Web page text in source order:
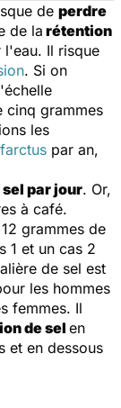
de perdre
de la rétention
l'eau. Il risque
. Si on
cinq grammes
les
par an,
par jour. Or,
à café.
grammes de
1 et un cas 2
de sel est
les hommes
femmes. Il
de selen
et en dessous